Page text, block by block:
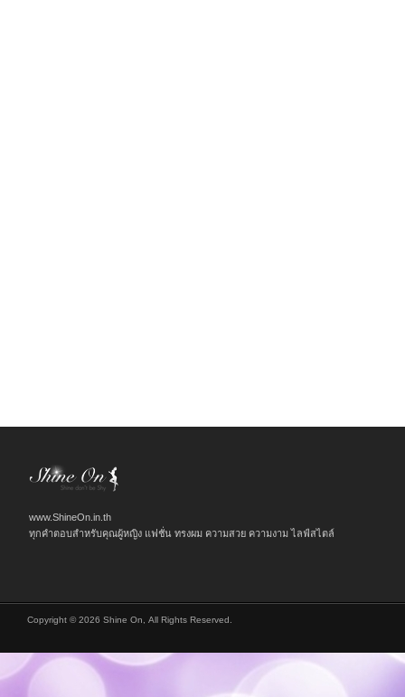
www.ShineOn.in.th
ทุกคำตอบสำหรับคุณผู้หญิง แฟชั่น ทรงผม ความสวย ความงาม ไลฟ์สไตล์
Copyright © 2026 Shine On, All Rights Reserved.